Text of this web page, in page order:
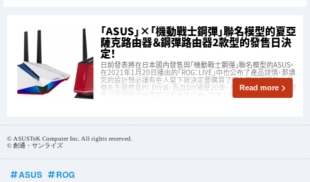
「ASUS」×「機動戰士鋼彈」聯名模型的夏亞
薩克路由器＆鋼彈路由器2款型的發售日決
定！
日前發表將在日本國內發售與「機動戰士鋼彈」聯名模型的ASUS。
在2021年1月20日播出的「ROG：LIVE」中也公布了產品詳情，那講
究的設計想必讓有些人當下就決定要購買了吧？ 不過沒想到古谷
徹先生居然是PC DIY派。而且DIY資歷20年。 然而，雖然想購買但發
售日等細節卻是要等決定後再公布，正讓人焦急等待之
Read more
© ASUSTeK Computer Inc. All rights reserved.
© 創通・サンライズ
ASUS ROG